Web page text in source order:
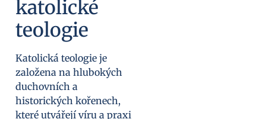
katolické
teologie
Katolická teologie je
založena na hlubokých
duchovních a
historických kořenech,
které utvářejí víru a praxi